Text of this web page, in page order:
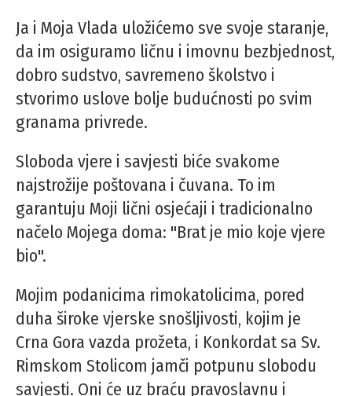
Ja i Moja Vlada uložićemo sve svoje staranje,
da im osiguramo ličnu i imovnu bezbjednost,
dobro sudstvo, savremeno školstvo i
stvorimo uslove bolje budućnosti po svim
granama privrede.
Sloboda vjere i savjesti biće svakome
najstrožije poštovana i čuvana. To im
garantuju Moji lični osjećaji i tradicionalno
načelo Mojega doma: "Brat je mio koje vjere
bio".
Mojim podanicima rimokatolicima, pored
duha široke vjerske snošljivosti, kojim je
Crna Gora vazda prožeta, i Konkordat sa Sv.
Rimskom Stolicom jamči potpunu slobodu
savjesti. Oni će uz braću pravoslavnu i